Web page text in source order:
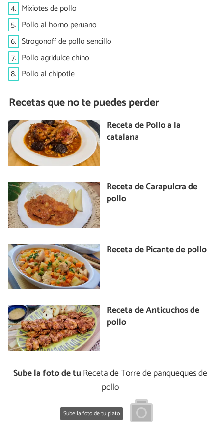
4. Mixiotes de pollo
5. Pollo al horno peruano
6. Strogonoff de pollo sencillo
7. Pollo agridulce chino
8. Pollo al chipotle
Recetas que no te puedes perder
Receta de Pollo a la
catalana
Receta de Carapulcra de
pollo
Receta de Picante de pollo
Receta de Anticuchos de
pollo
Sube la foto de tu Receta de Torre de panqueques de
pollo
Sube la foto de tu plato